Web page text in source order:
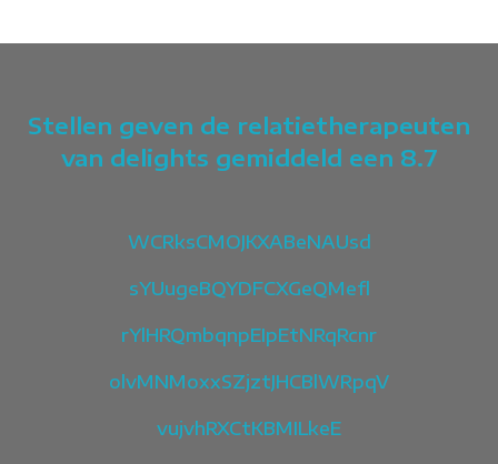
Stellen geven de relatietherapeuten
van delights gemiddeld een 8.7
WCRksCMOJKXABeNAUsd
sYUugeBQYDFCXGeQMefl
rYlHRQmbqnpEIpEtNRqRcnr
olvMNMoxxSZjztJHCBlWRpqV
vujvhRXCtKBMILkeE